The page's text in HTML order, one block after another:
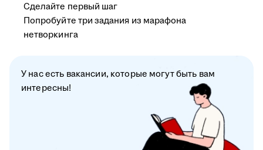
Сделайте первый шаг
Попробуйте три задания из марафона
нетворкинга
У нас есть вакансии, которые могут быть вам
интересны!